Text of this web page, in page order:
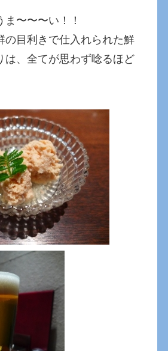
ま〜〜〜い！！
の目利きで仕入れられた鮮
は、全てが思わず唸るほど